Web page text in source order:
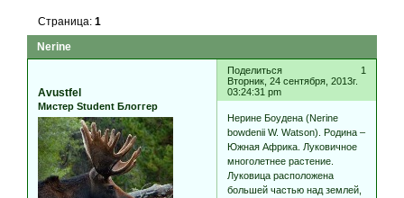
Nerine
Страница:1
Поделиться
1
Вторник, 24 сентября, 2013г.
03:24:31 pm
Avustfel
Мистер Student Блоггер
Нерине Боудена (Nerine
bowdenii W. Watson). Родина –
Южная Африка. Луковичное
многолетнее растение.
Луковица расположена
большей частью над землей,